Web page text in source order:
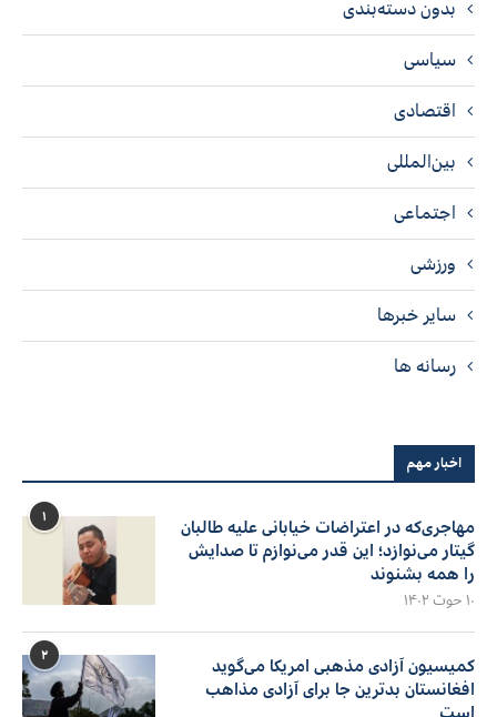
بدون دسته‌بندی
سیاسی
اقتصادی
بین‌المللی
اجتماعی
ورزشی
سایر خبرها
رسانه ها
اخبار مهم
۱
مهاجری‌که در اعتراضات خیابانی علیه طالبان
گیتار می‌نوازد؛ این قدر می‌نوازم تا صدایش
را همه بشنوند
۱۰ حوت ۱۴۰۲
۲
کمیسیون آزادی مذهبی امریکا می‌گوید
افغانستان بدترین جا برای آزادی مذاهب